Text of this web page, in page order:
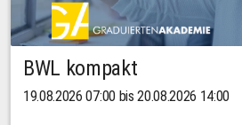
BWL kompakt
19.08.2026 07:00 bis 20.08.2026 14:00